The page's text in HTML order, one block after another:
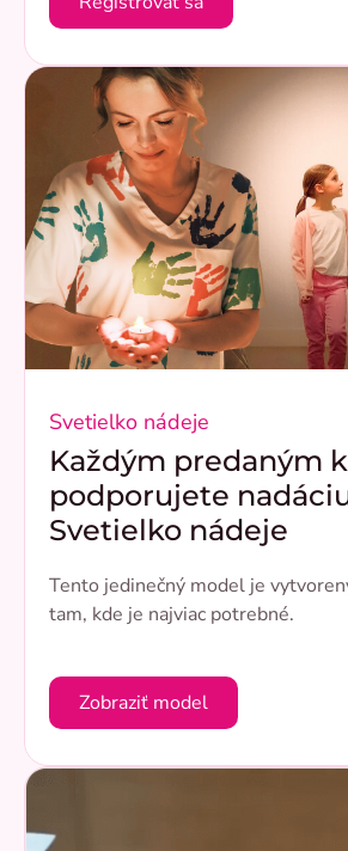
Svetielko nádeje
Každým predaným
podporujete
Svetielko nádeje
Tento jedinečný model je
tam, kde je najviac potrebné.
Zobraziť model